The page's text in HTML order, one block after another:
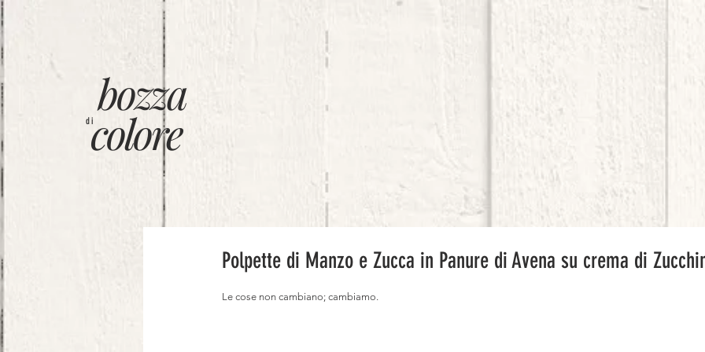
bozza
colore
di
Polpette di Manzo e Zucca in Panure di Avena su crema di
Le cose non cambiano; cambiamo.⠀